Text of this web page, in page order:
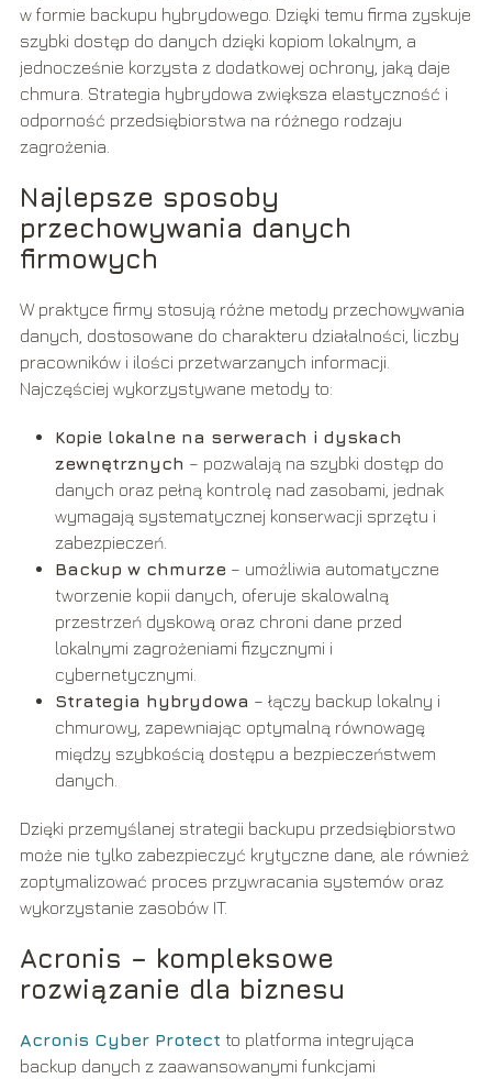
w formie backupu hybrydowego. Dzięki temu firma zyskuje
szybki dostęp do danych dzięki kopiom lokalnym, a
jednocześnie korzysta z dodatkowej ochrony, jaką daje
chmura. Strategia hybrydowa zwiększa elastyczność i
odporność przedsiębiorstwa na różnego rodzaju
zagrożenia.
Najlepsze sposoby
przechowywania danych
firmowych
W praktyce firmy stosują różne metody przechowywania
danych, dostosowane do charakteru działalności, liczby
pracowników i ilości przetwarzanych informacji.
Najczęściej wykorzystywane metody to:
Kopie lokalne na serwerach i dyskach
zewnętrznych – pozwalają na szybki dostęp do
danych oraz pełną kontrolę nad zasobami, jednak
wymagają systematycznej konserwacji sprzętu i
zabezpieczeń.
Backup w chmurze– umożliwia automatyczne
tworzenie kopii danych, oferuje skalowalną
przestrzeń dyskową oraz chroni dane przed
lokalnymi zagrożeniami fizycznymi i
cybernetycznymi.
Strategia hybrydowa – łączy backup lokalny i
chmurowy, zapewniając optymalną równowagę
między szybkością dostępu a bezpieczeństwem
danych.
Dzięki przemyślanej strategii backupu przedsiębiorstwo
może nie tylko zabezpieczyć krytyczne dane, ale również
zoptymalizować proces przywracania systemów oraz
wykorzystanie zasobów IT.
Acronis – kompleksowe
rozwiązanie dla biznesu
Acronis Cyber Protect to platforma integrująca
backup danych z zaawansowanymi funkcjami